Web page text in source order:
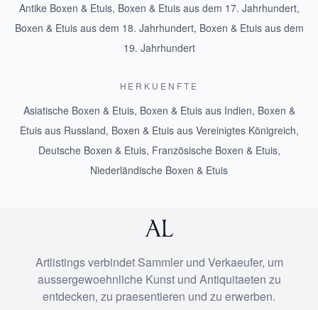
Antike Boxen & Etuis, Boxen & Etuis aus dem 17. Jahrhundert,
Boxen & Etuis aus dem 18. Jahrhundert, Boxen & Etuis aus dem
19. Jahrhundert
HERKUENFTE
Asiatische Boxen & Etuis, Boxen & Etuis aus Indien, Boxen &
Etuis aus Russland, Boxen & Etuis aus Vereinigtes Königreich,
Deutsche Boxen & Etuis, Französische Boxen & Etuis,
Niederländische Boxen & Etuis
Artlistings verbindet Sammler und Verkaeufer, um
aussergewoehnliche Kunst und Antiquitaeten zu
entdecken, zu praesentieren und zu erwerben.